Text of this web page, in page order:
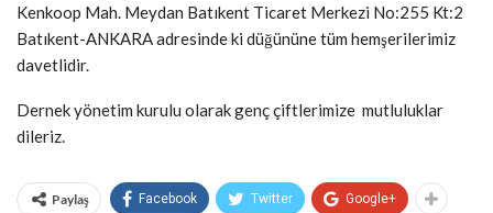
Kenkoop Mah. Meydan Batıkent Ticaret Merkezi No:255 Kt:2
Batıkent-ANKARA adresinde ki düğününe tüm hemşerilerimiz
davetlidir.
Dernek yönetim kurulu olarak genç çiftlerimize mutluluklar
dileriz.
Paylaş Facebook Twitter Google+